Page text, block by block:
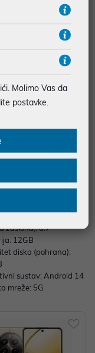
sustav: Android 14
RealMe 12 Pro+ 5G,
512GB, Plavi, 13001
€
zaslona,: 6.7"
12GB
diska (pohrana):
sustav: Android 14
mreže: 5G
Molimo Vas da
postavke.